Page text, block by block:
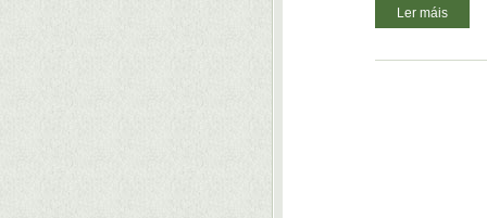
Ler máis